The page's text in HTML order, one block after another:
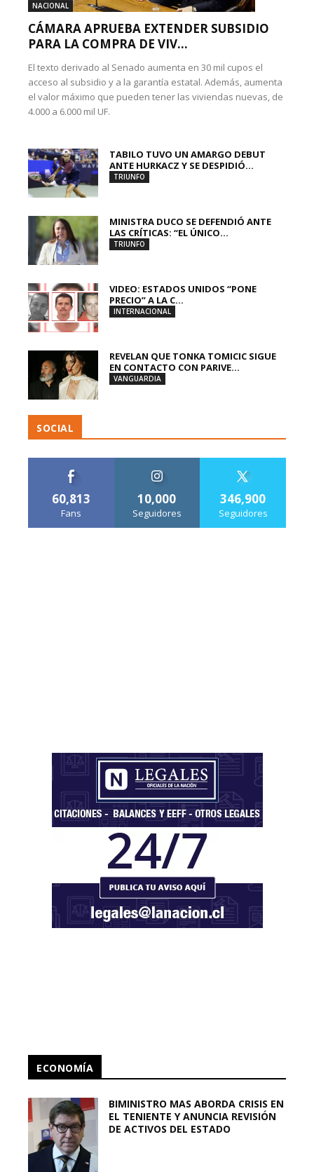
NACIONAL
CÁMARA APRUEBA EXTENDER SUBSIDIO
PARA LA COMPRA DE VIV...
El texto derivado al Senado aumenta en 30 mil cupos el
acceso al subsidio y a la garantía estatal. Además, aumenta
el valor máximo que pueden tener las viviendas nuevas, de
4.000 a 6.000 mil UF.
TABILO TUVO UN AMARGO DEBUT
ANTE HURKACZ Y SE DESPIDIÓ...
TRIUNFO
MINISTRA DUCO SE DEFENDIÓ ANTE
LAS CRÍTICAS: “EL ÚNICO...
TRIUNFO
VIDEO: ESTADOS UNIDOS “PONE
PRECIO” A LA C...
INTERNACIONAL
REVELAN QUE TONKA TOMICIC SIGUE
EN CONTACTO CON PARIVE...
VANGUARDIA
SOCIAL
60,813
Fans
10,000
Seguidores
346,900
Seguidores
ECONOMÍA
BIMINISTRO MAS ABORDA CRISIS EN
EL TENIENTE Y ANUNCIA REVISIÓN
DE ACTIVOS DEL ESTADO